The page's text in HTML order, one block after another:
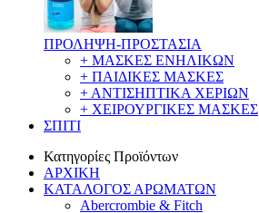
ΠΡΟΛΗΨΗ-ΠΡΟΣΤΑΣΙΑ
+ ΜΑΣΚΕΣ ΕΝΗΛΙΚΩΝ
+ ΠΑΙΔΙΚΕΣ ΜΑΣΚΕΣ
+ ΑΝΤΙΣΗΠΤΙΚΑ ΧΕΡΙΩΝ
+ ΧΕΙΡΟΥΡΓΙΚΕΣ ΜΑΣΚΕΣ
ΣΠΙΤΙ
Κατηγορίες Προϊόντων
ΑΡΧΙΚΗ
ΚΑΤΑΛΟΓΟΣ ΑΡΩΜΑΤΩΝ
Abercrombie & Fitch